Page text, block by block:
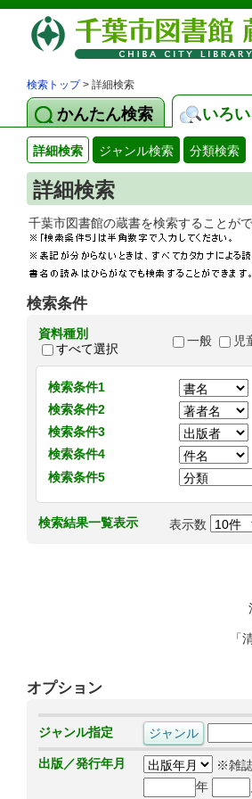
検索トップ> 詳細検索
かんたん検索 いろ
詳細検索 ジャンル検索 分類検索
詳細検索
千葉市図書館の蔵書を検索
検索条件
資料種別
すべて選択
一般 児
検索条件1
検索条件2
検索条件3
検索条件4
検索条件5
検索結果一覧表示 表示数
「
オプション
ジャンル指定
出版／発行年月
※雑
年